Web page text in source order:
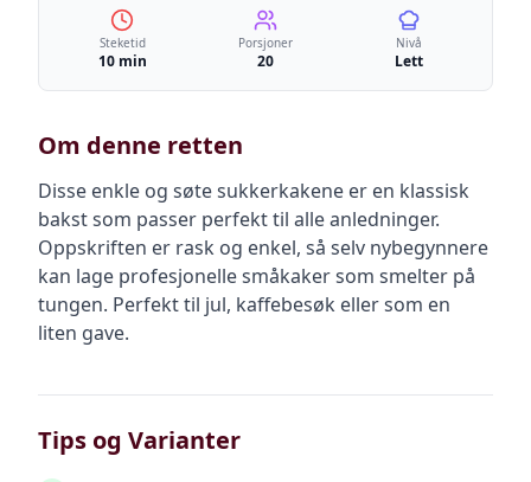
Steketid
10 min
Porsjoner
20
Nivå
Lett
Om denne retten
Disse enkle og søte sukkerkakene er en klassisk
bakst som passer perfekt til alle anledninger.
Oppskriften er rask og enkel, så selv nybegynnere
kan lage profesjonelle småkaker som smelter på
tungen. Perfekt til jul, kaffebesøk eller som en
liten gave.
Tips og Varianter